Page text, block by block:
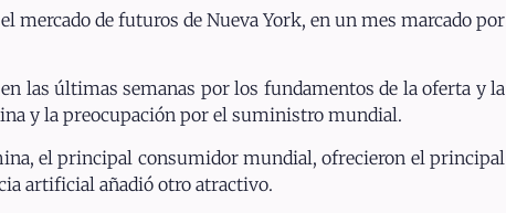
mercado de futuros de Nueva York, en un mes marcado por
las últimas semanas por los fundamentos de la oferta y la
y la preocupación por el suministro mundial.
el principal consumidor mundial, ofrecieron el principal
artificial añadió otro atractivo.